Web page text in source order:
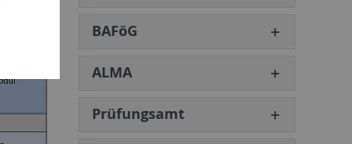
BAFöG
ALMA
Prüfungsamt